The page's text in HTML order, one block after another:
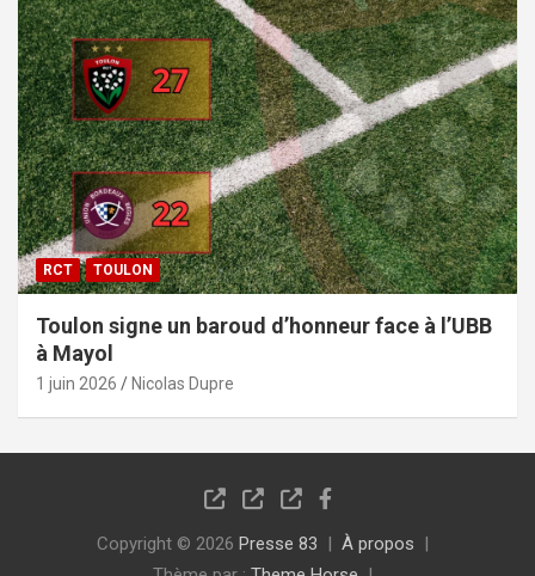
RCT TOULON
Toulon signe un baroud d’honneur face à l’UBB
à Mayol
1 juin 2026 Nicolas Dupre
Copyright © 2026 Presse 83
À propos